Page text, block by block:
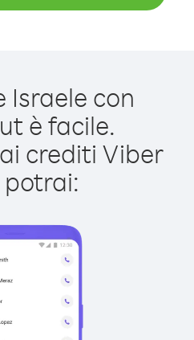
Israele con
è facile.
crediti Viber